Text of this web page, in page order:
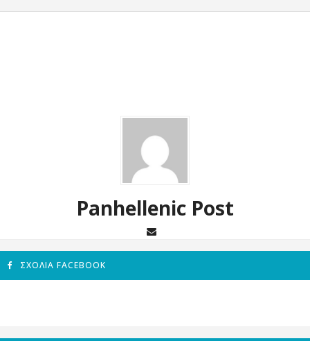
Panhellenic Post
ΣΧΌΛΙΑ FACEBOOK